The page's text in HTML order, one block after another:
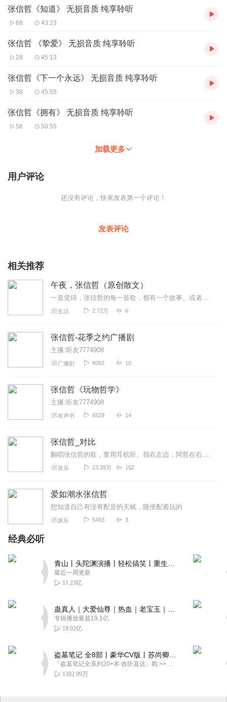
张信哲《知道》 无损音质 纯享聆听
66 43:23
张信哲 《挚爱》 无损音质 纯享聆听
28 45:13
张信哲《下一个永远》 无损音质 纯享聆听
38 45:55
张信哲《拥有》 无损音质 纯享聆听
56 50:55
加载更多
用户评论
还没有评论，快来发表第一个评论！
发表评论
相关推荐
午夜，张信哲（原创散文）
一直觉得，张信哲的每一首歌，都有一个故事。或者快乐，或者忧伤。我们都曾年轻，记忆深处，都有过那样一段两段的义无反顾。我愿意，将我的感悟，读给你听。让我们一起，分...
生活 2.72万 6
张信哲-花季之约广播剧
主播:听友7774908
广播剧 8092 10
张信哲《玩物哲学》
主播:听友7774908
有声书 6529 14
张信哲_对比
翻唱张信哲的歌，要用耳机听。我在左边，阿哲在右边。全民K歌搜索“哲迷家族JeffChen”。唱吧号TheJeffChen。
音乐 13.39万 152
爱如潮水张信哲
想知道自己有没有配音的天赋，随便配着玩的
娱乐 5493 3
经典必听
最近一周更新
11.23亿
专辑播放量超19.1亿
19.02亿
「盗墓笔记全系列20+本 收听直达」戳 >>改编自南派三叔同名作品，腾讯音乐娱乐集团出品，冠声文化制作，...
1382.99万